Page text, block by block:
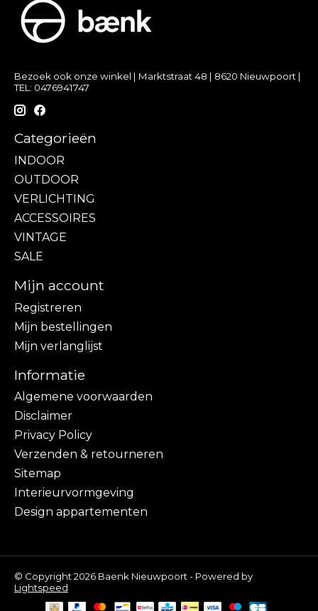
Bezoek ook onze winkel | Marktstraat 48 | 8620 Nieuwpoort |
TEL: 0476941747
Categorieën
INDOOR
OUTDOOR
VERLICHTING
ACCESSOIRES
VINTAGE
SALE
Mijn account
Registreren
Mijn bestellingen
Mijn verlanglijst
Informatie
Algemene voorwaarden
Disclaimer
Privacy Policy
Verzenden & retourneren
Sitemap
Interieurvormgeving
Design appartementen
© Copyright 2026 Baenk Nieuwpoort - Powered by
Lightspeed